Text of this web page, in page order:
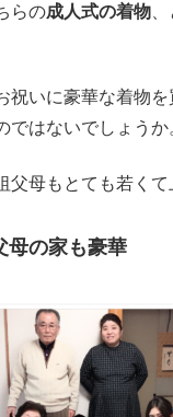
らの成人式の着物
祝いに豪華な着物を
ではないでしょうか
父母もとても若くて
母の家も豪華